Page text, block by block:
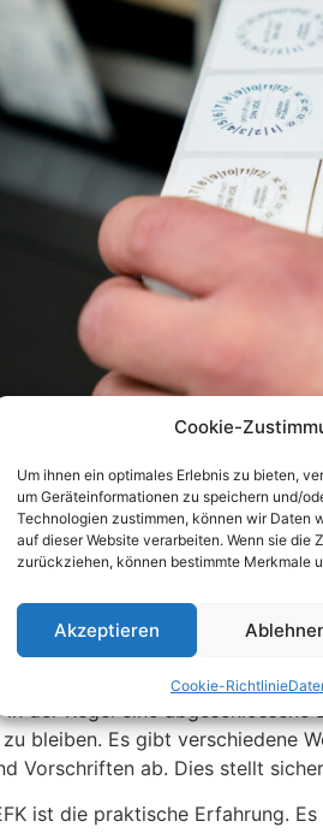
Cookie-
Um ihnen ein optimales Erlebnis zu bieten,
um Geräteinformationen zu speichern und/
Technologien zustimmen, können wir Daten
auf dieser Website verarbeiten. Wenn sie die
zurückziehen, können bestimmte Merkmale
Akzeptieren
Cookie-Richtlinie
zur VEFK
ist umfangreich und
in ihrem Fachgebiet
anwenden.
der Regel eine
bleiben. Es gibt verschiedene
Vorschriften ab. Dies stellt
ist die praktische Erfahrung.